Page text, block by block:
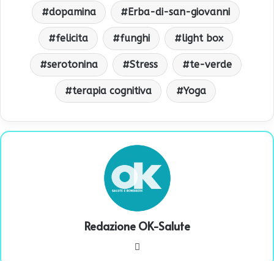
dopamina Erba-di-san-giovanni
felicita funghi light box
serotonina Stress te-verde
terapia cognitiva Yoga
Redazione OK-Salute